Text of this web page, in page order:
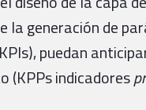
la generación de
puedan
(KPPs indicadores